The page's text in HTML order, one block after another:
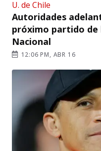
U. de Chile
Autoridades
próximo partido de
Nacional
12:06 PM, ABR 16